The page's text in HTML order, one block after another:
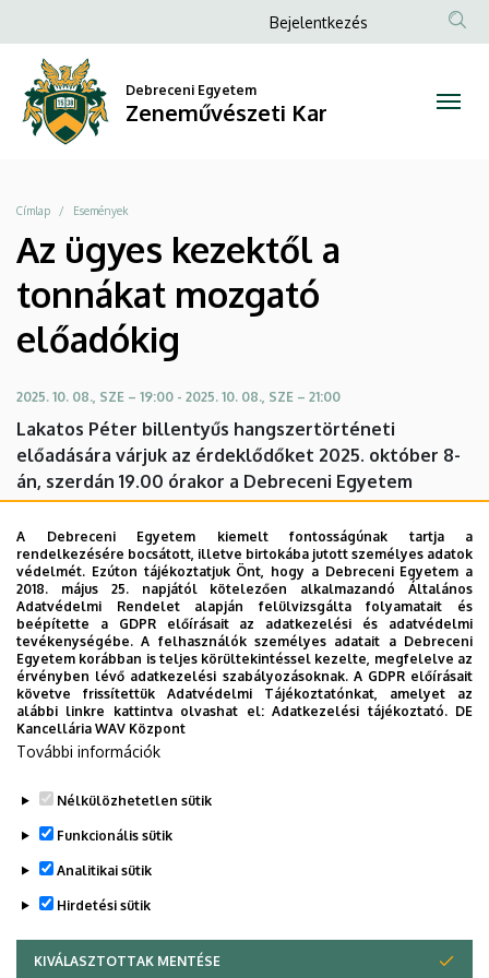
ügyes
kezektől
tonnákat
mozgató
előadókig
Zeneművészeti
Kar
a
tartalomra
Anonim
menüje
Bejelentkezés
Debreceni Egyetem
Zeneművészeti Kar
Morzsa
Címlap Események
Az ügyes kezektől a
tonnákat mozgató
előadókig
2025. 10. 08., SZE – 19:00 - 2025. 10. 08., SZE – 21:00
Lakatos Péter billentyűs hangszertörténeti
előadására várjuk az érdeklődőket 2025. október 8-
án, szerdán 19.00 órakor a Debreceni Egyetem
Zeneművészeti Kar Liszt termébe.
Az előadás során megszólaló billentyűs hangszerek:
Klavichord (kópia hangszer)
Csembaló (kópia hangszer)
Erard zongora (1854)
Steinway zongora (2015)
Jegyár: 3.000 Ft, diák- és nyugdíjas belépő: 2.000 Ft
Jegyek a koncert napján 18.30-tól a helyszínen válthatók.
Legutóbbi frissítés: 2025. 10. 01. 10:54
A Debreceni Egyetem kiemelt fontosságúnak tartja a
rendelkezésére bocsátott, illetve birtokába jutott személyes adatok
védelmét. Ezúton tájékoztatjuk Önt, hogy a Debreceni Egyetem a
2018. május 25. napjától kötelezően alkalmazandó Általános
Adatvédelmi Rendelet alapján felülvizsgálta folyamatait és
beépítette a GDPR előírásait az adatkezelési és adatvédelmi
tevékenységébe. A felhasználók személyes adatait a Debreceni
Egyetem korábban is teljes körültekintéssel kezelte, megfelelve az
érvényben lévő adatkezelési szabályozásoknak. A GDPR előírásait
követve frissítettük Adatvédelmi Tájékoztatónkat, amelyet az
alábbi linkre kattintva olvashat el:Adatkezelési tájékoztató. DE
Kancellária WAV Központ
További információk
Nélkülözhetetlen sütik
Funkcionális sütik
Analitikai sütik
Hirdetési sütik
KIVÁLASZTOTTAK MENTÉSE
WITHDRAW CONSENT